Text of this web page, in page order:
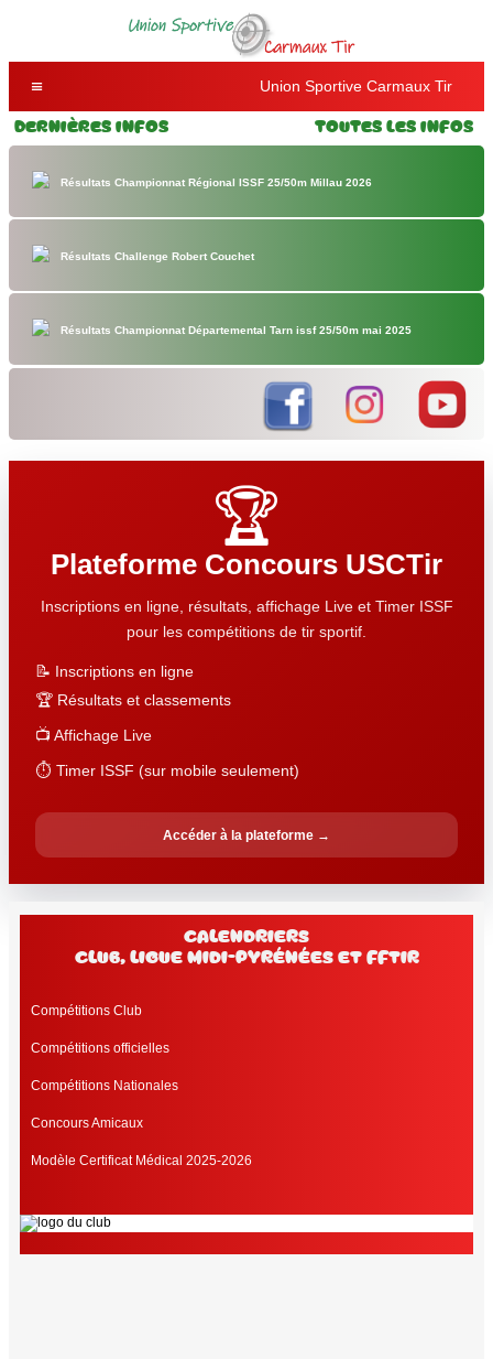
Union Sportive Carmaux Tir
Dernières Infos Toutes les Infos
Résultats Championnat Régional ISSF 25/50m Millau 2026
Résultats Challenge Robert Couchet
Résultats Championnat Départemental Tarn issf 25/50m mai 2025
🏆
Plateforme Concours USCTir
Inscriptions en ligne, résultats, affichage Live et Timer ISSF
pour les compétitions de tir sportif.
📝 Inscriptions en ligne
🏆 Résultats et classements
📺 Affichage Live
⏱️ Timer ISSF (sur mobile seulement)
Accéder à la plateforme →
Calendriers
club, Ligue Midi-Pyrénées et FFtir
Compétitions Club
Compétitions officielles
Compétitions Nationales
Concours Amicaux
Modèle Certificat Médical 2025-2026